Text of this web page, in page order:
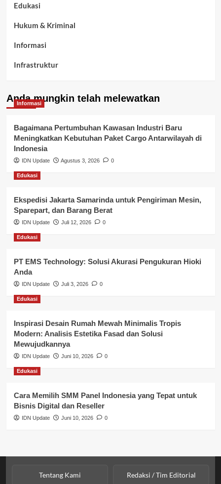
Edukasi
Hukum & Kriminal
Informasi
Infrastruktur
Kepegawaian & ASN Banyuasin
Kesehatan
Keuangan
Lalu Lintas
Layanan Publik Kabupaten Banyuasin
Nasional
Pemerintahan
Pendidikan
Perbankan & Keuangan
Perpajakan & Keuangan
Profil Wilayah Banyuasin
Sosial & Budaya
Sosial & Kesejahteraan
Anda mungkin telah melewatkan
Informasi
Bagaimana Pertumbuhan Kawasan Industri Baru
Meningkatkan Kebutuhan Paket Cargo Antarwilayah di
Indonesia
IDN Update Agustus 3, 2026 0
Edukasi
Ekspedisi Jakarta Samarinda untuk Pengiriman Mesin,
Sparepart, dan Barang Berat
IDN Update Juli 12, 2026 0
Edukasi
PT EMS Technology: Solusi Akurasi Pengukuran Hioki
Anda
IDN Update Juli 3, 2026 0
Edukasi
Inspirasi Desain Rumah Mewah Minimalis Tropis
Modern: Analisis Estetika Fasad dan Solusi
Mewujudkannya
IDN Update Juni 10, 2026 0
Edukasi
Cara Memilih SMM Panel Indonesia yang Tepat untuk
Bisnis Digital dan Reseller
IDN Update Juni 10, 2026 0
Tentang Kami Redaksi / Tim Editorial